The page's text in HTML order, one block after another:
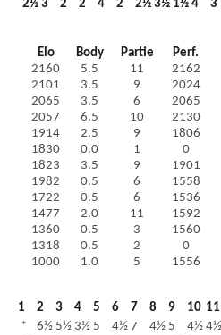
2½ 3 2 2 4 2 2½ 3½ 1½ 4 3
Elo Body Partie
Perf.
2160 5.5 11
2162
2101 3.5 9
2024
2065 3.5 6
2065
2057 6.5 10
2130
1914 2.5 9
1806
1830 0.0 1
0
1823 3.5 9
1901
1982 0.5 6
1558
1722 0.5 6
1536
1477 2.0 11
1592
1360 0.5 3
1560
1318 0.5 2
0
1000 1.0 5 1556
1 2 3 4 5 6 7 8 9 10 11
* 6½ 5½ 3½ 5 4½ 7 4½ 5 4½ 4½